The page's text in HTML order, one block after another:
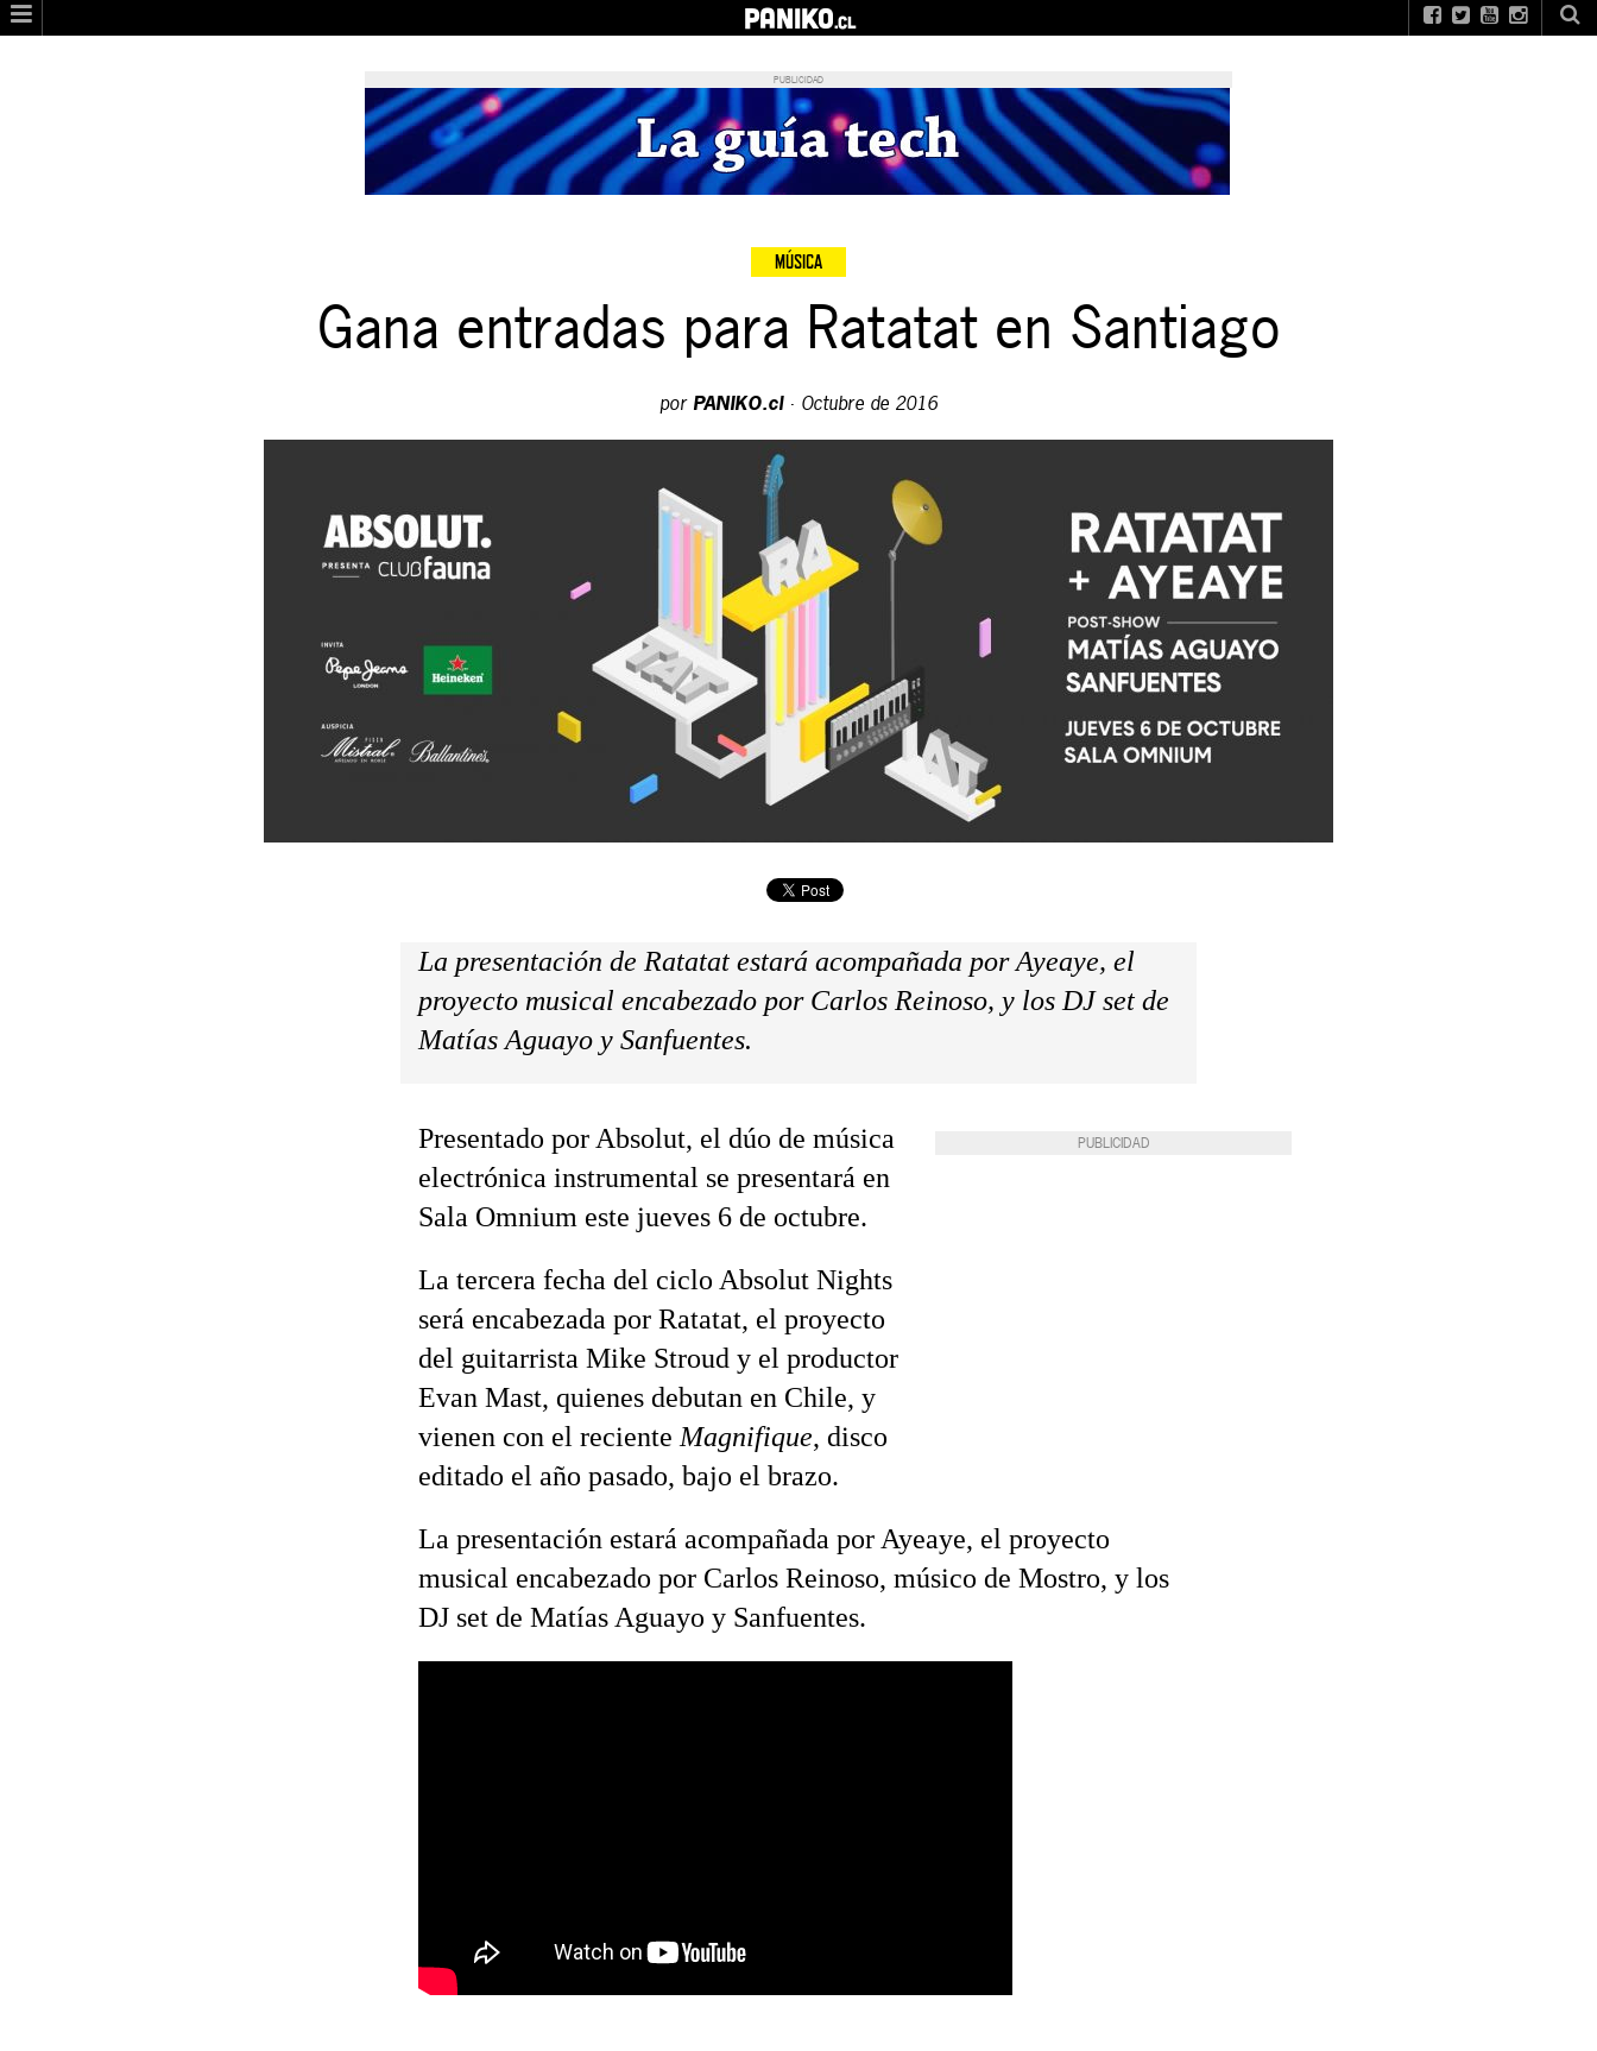
PANIKO.cl
PUBLICIDAD
MÚSICA
Gana entradas para Ratatat en Santiago
por PANIKO.cl· Octubre de 2016
La presentación de Ratatat estará acompañada por Ayeaye, el
proyecto musical encabezado por Carlos Reinoso, y los DJ set de
Matías Aguayo y Sanfuentes.
PUBLICIDAD
Presentado por Absolut, el dúo de música
electrónica instrumental se presentará en
Sala Omnium este jueves 6 de octubre.
La tercera fecha del ciclo Absolut Nights
será encabezada por Ratatat, el proyecto
del guitarrista Mike Stroud y el productor
Evan Mast, quienes debutan en Chile, y
vienen con el reciente Magnifique, disco
editado el año pasado, bajo el brazo.
La presentación estará acompañada por Ayeaye, el proyecto
musical encabezado por Carlos Reinoso, músico de Mostro, y los
DJ set de Matías Aguayo y Sanfuentes.